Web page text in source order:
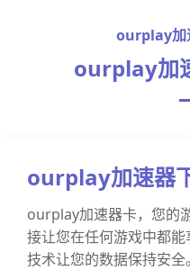
ourplay加
ourplay加
ourplay加速器
ourplay加速器卡，您的
接让您在任何游戏中都
技术让您的数据保持安全。